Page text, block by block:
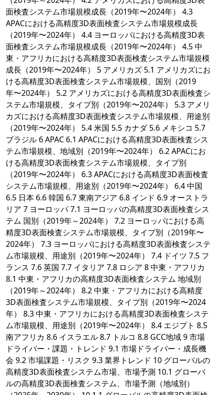
面検査システム市場規模成長（2019年〜2024年） 4.3
APACにおける高精度3D表面検査システム市場規模成長
（2019年〜2024年） 4.4 ヨーロッパにおける高精度3D表
面検査システム市場規模成長（2019年〜2024年） 4.5 中
東・アフリカにおける高精度3D表面検査システム市場規模
成長（2019年〜2024年） 5 アメリカズ 5.1 アメリカズにお
ける高精度3D表面検査システム市場規模、国別（2019
年〜2024年） 5.2 アメリカズにおける高精度3D表面検査シ
ステム市場規模、タイプ別（2019年〜2024年） 5.3 アメリ
カズにおける高精度3D表面検査システム市場規模、用途別
（2019年〜2024年） 5.4 米国 5.5 カナダ 5.6 メキシコ 5.7
ブラジル 6 APAC 6.1 APACにおける高精度3D表面検査シス
テム市場規模、地域別（2019年〜2024年） 6.2 APACにお
ける高精度3D表面検査システム市場規模、タイプ別
（2019年〜2024年） 6.3 APACにおける高精度3D表面検査
システム市場規模、用途別（2019年〜2024年） 6.4 中国
6.5 日本 6.6 韓国 6.7 東南アジア 6.8 インド 6.9 オーストラ
リア 7 ヨーロッパ 7.1 ヨーロッパの高精度3D表面検査シス
テム 国別（2019年～2024年） 7.2 ヨーロッパにおける高
精度3D表面検査システム市場規模、タイプ別（2019年〜
2024年） 7.3 ヨーロッパにおける高精度3D表面検査システ
ム市場規模、用途別（2019年〜2024年） 7.4 ドイツ 7.5 フ
ランス 7.6 英国 7.7 イタリア 7.8 ロシア 8 中東・アフリカ
8.1 中東・アフリカの高精度3D表面検査システム 地域別
（2019年～2024年） 8.2 中東・アフリカにおける高精度
3D表面検査システム市場規模、タイプ別（2019年〜2024
年） 8.3 中東・アフリカにおける高精度3D表面検査システ
ム市場規模、用途別（2019年〜2024年） 8.4 エジプト 8.5
南アフリカ 8.6 イスラエル 8.7 トルコ 8.8 GCC地域 9 市場
ドライバー・課題・トレンド 9.1 市場ドライバー・成長機
会 9.2 市場課題・リスク 9.3 業界トレンド 10 グローバルの
高精度3D表面検査システム市場、市場予測 10.1 グローバ
ルの高精度3D表面検査システム、市場予測（地域別）